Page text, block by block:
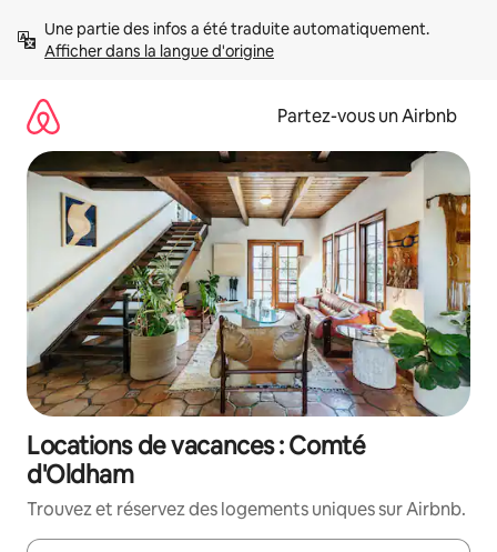
directement
Afficher dans la langue d'origine
Partez-vous un Airbnb
Locations de vacances : Comté
d'Oldham
Trouvez et réservez des logements uniques sur Airbnb.